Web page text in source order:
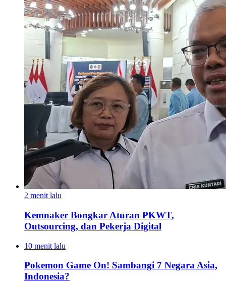
2 menit lalu
Kemnaker Bongkar Aturan PKWT,
Outsourcing, dan Pekerja Digital
10 menit lalu
Pokemon Game On! Sambangi 7 Negara Asia,
Indonesia?